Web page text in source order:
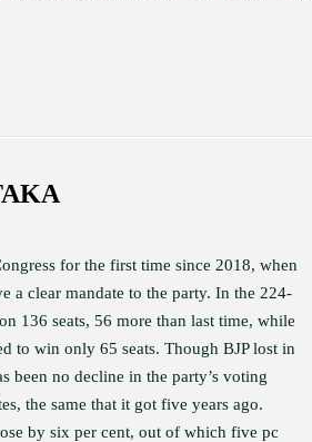
for the first time since 2018, when
a clear mandate to the party. In the 224-
136 seats, 56 more than last time, while
to win only 65 seats. Though BJP lost in
been no decline in the party’s voting
the same that it got five years ago.
by six per cent, out of which five pc